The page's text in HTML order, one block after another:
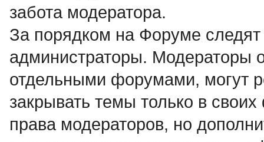
забота модератора.
За порядком на Форуме
администраторы. Модераторы
отдельными форумами, могут
закрывать темы только в
права модераторов, но